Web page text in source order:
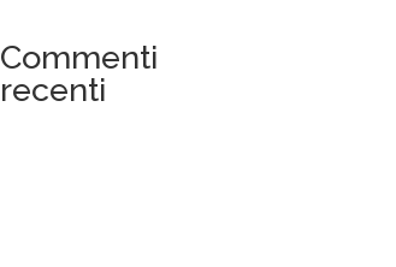
Commenti
recenti